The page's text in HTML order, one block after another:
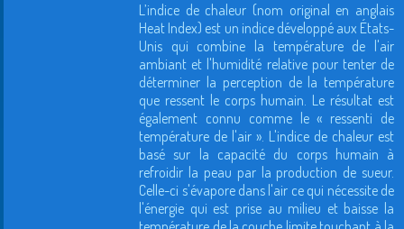
L’indice de chaleur (nom original en anglais
Heat Index) est un indice développé aux États-
Unis qui combine la température de l'air
ambiant et l'humidité relative pour tenter de
déterminer la perception de la température
que ressent le corps humain. Le résultat est
également connu comme le « ressenti de
température de l'air ». L'indice de chaleur est
basé sur la capacité du corps humain à
refroidir la peau par la production de sueur.
Celle-ci s'évapore dans l'air ce qui nécessite de
l'énergie qui est prise au milieu et baisse la